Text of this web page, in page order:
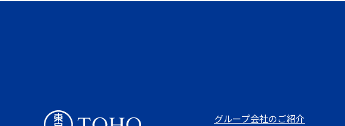
グループ会社のご紹介